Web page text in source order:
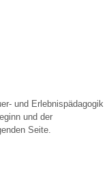
und Erlebnispädagogik
und der
Seite.